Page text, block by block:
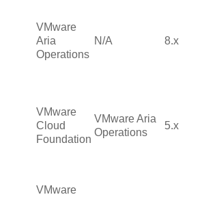
VMware
Aria
Operations
N/A 8.x
VMware
Cloud
Foundation
VMware Aria
Operations
5.x
VMware